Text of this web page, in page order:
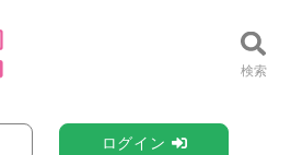
ログイン